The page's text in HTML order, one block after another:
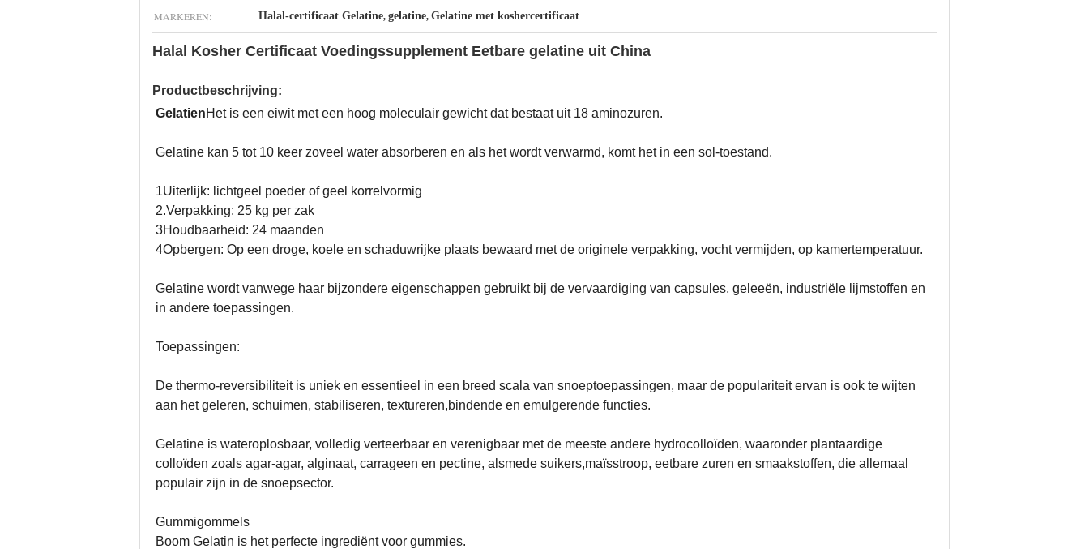
MARKEREN: Halal-certificaat Gelatine, gelatine, Gelatine met koshercertificaat
Halal Kosher Certificaat Voedingssupplement Eetbare gelatine uit China
Productbeschrijving:
GelatienHet is een eiwit met een hoog moleculair gewicht dat bestaat uit 18 aminozuren.
Gelatine kan 5 tot 10 keer zoveel water absorberen en als het wordt verwarmd, komt het in een sol-toestand.
1Uiterlijk: lichtgeel poeder of geel korrelvormig
2.Verpakking: 25 kg per zak
3Houdbaarheid: 24 maanden
4Opbergen: Op een droge, koele en schaduwrijke plaats bewaard met de originele verpakking, vocht vermijden, op kamertemperatuur.
Gelatine wordt vanwege haar bijzondere eigenschappen gebruikt bij de vervaardiging van capsules, geleeën, industriële lijmstoffen en
in andere toepassingen.
Toepassingen:
De thermo-reversibiliteit is uniek en essentieel in een breed scala van snoeptoepassingen, maar de populariteit ervan is ook te wijten
aan het geleren, schuimen, stabiliseren, textureren,bindende en emulgerende functies.
Gelatine is wateroplosbaar, volledig verteerbaar en verenigbaar met de meeste andere hydrocolloïden, waaronder plantaardige
colloïden zoals agar-agar, alginaat, carrageen en pectine, alsmede suikers,maïsstroop, eetbare zuren en smaakstoffen, die allemaal
populair zijn in de snoepsector.
Gummigommels
Boom Gelatin is het perfecte ingrediënt voor gummies.